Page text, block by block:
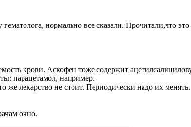
нормально все сказали. Прочитали,что
крови. Аскофен тоже содержит
парацетамол, например.
же лекарство не стоит. Периодически надо их менять.
очно.